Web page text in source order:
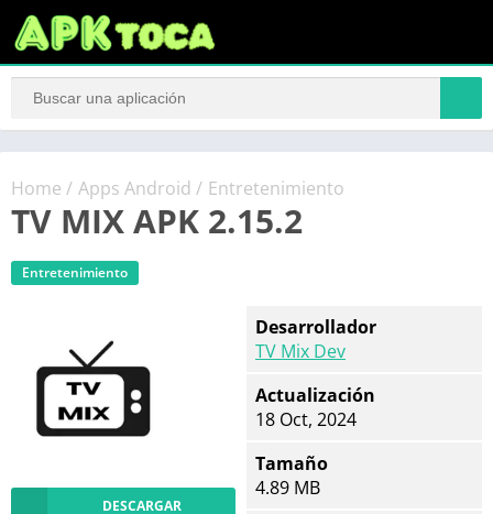
Home / Apps Android / Entretenimiento
TV MIX APK 2.15.2
Entretenimiento
DESCARGAR
Desarrollador
TV Mix Dev
Actualización
18 Oct, 2024
Tamaño
4.89 MB